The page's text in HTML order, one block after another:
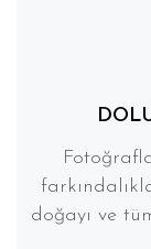
doğayı ve